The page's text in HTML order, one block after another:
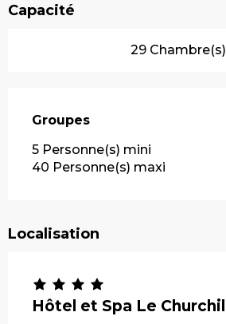
Capacité
29 Chambre(s)
Groupes
Groupes
5 Personne(s) mini
40 Personne(s) maxi
Localisation
Hôtel et Spa Le Churchill